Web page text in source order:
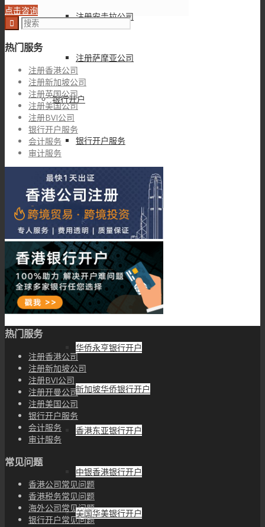
注册安圭拉公司
注册萨摩亚公司
银行开户
银行开户服务
汇丰银行开户
香港建设银行开户
香港渣打银行开户
香港大新银行开户
华侨永亨银行开户
新加坡华侨银行开户
香港东亚银行开户
中银香港银行开户
美国华美银行开户
点击咨询
热门服务
注册香港公司
注册新加坡公司
注册英国公司
注册美国公司
注册BVI公司
银行开户服务
会计服务
审计服务
热门服务
注册香港公司
注册新加坡公司
注册BVI公司
注册开曼公司
注册美国公司
银行开户服务
会计服务
审计服务
常见问题
香港公司常见问题
香港税务常见问题
海外公司常见问题
银行开户常见问题